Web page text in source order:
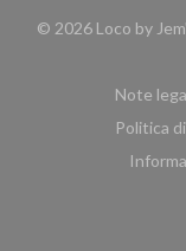
© 2026 Loco by
Note
Politica